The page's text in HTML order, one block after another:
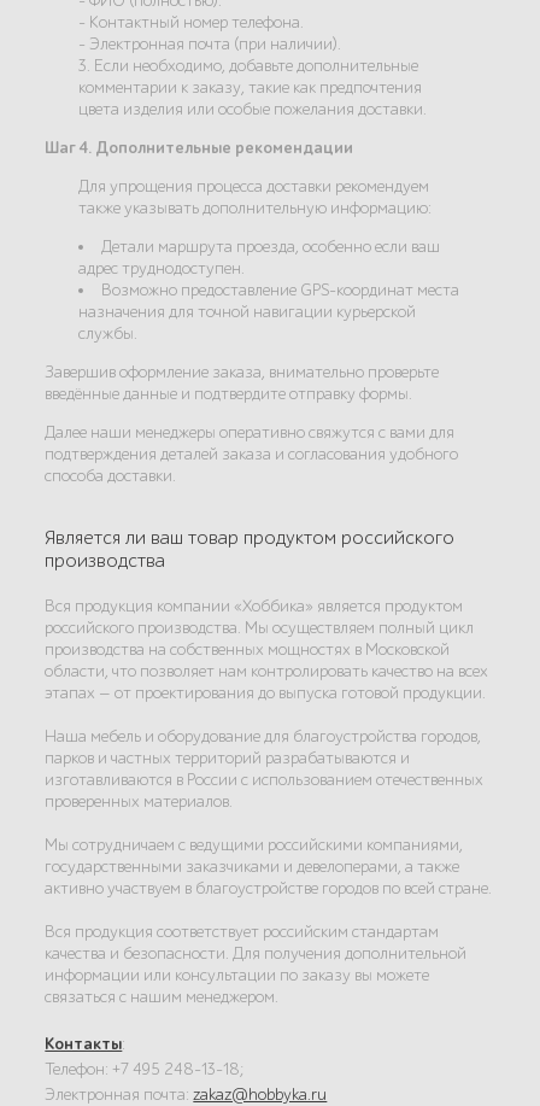
- Контактный номер телефона.
- Электронная почта (при наличии).
3. Если необходимо, добавьте дополнительные
комментарии к заказу, такие как предпочтения
цвета изделия или особые пожелания доставки.
Шаг 4. Дополнительные рекомендации
Для упрощения процесса доставки рекомендуем
также указывать дополнительную информацию:
Детали маршрута проезда, особенно если ваш
адрес труднодоступен.
Возможно предоставление GPS-координат места
назначения для точной навигации курьерской
службы.
Завершив оформление заказа, внимательно проверьте
введённые данные и подтвердите отправку формы.
Далее наши менеджеры оперативно свяжутся с вами для
подтверждения деталей заказа и согласования удобного
способа доставки.
Является ли ваш товар продуктом российского
производства
Вся продукция компании «Хоббика» является продуктом
российского производства. Мы осуществляем полный цикл
производства на собственных мощностях в Московской
области, что позволяет нам контролировать качество на всех
этапах — от проектирования до выпуска готовой продукции.
Наша мебель и оборудование для благоустройства городов,
парков и частных территорий разрабатываются и
изготавливаются в России с использованием отечественных
проверенных материалов.
Мы сотрудничаем с ведущими российскими компаниями,
государственными заказчиками и девелоперами, а также
активно участвуем в благоустройстве городов по всей стране.
Вся продукция соответствует российским стандартам
качества и безопасности. Для получения дополнительной
информации или консультации по заказу вы можете
связаться с нашим менеджером.
Контакты:
Телефон: +7 495 248-13-18;
Электронная почта:zakaz@hobbyka.ru